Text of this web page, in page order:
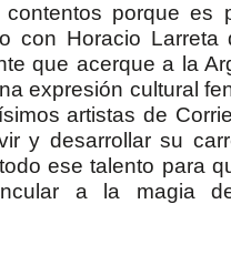
contentos porque es
con Horacio
que acerque a la
expresión cultural
artistas de
y desarrollar su
ese talento para
a la magia